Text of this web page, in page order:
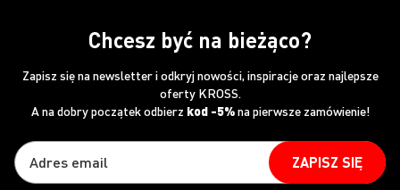
Chcesz być na bieżąco?
Zapisz się na newsletter i odkryj nowości, inspiracje oraz najlepsze
oferty KROSS.
A na dobry początek odbierz kod -5%na pierwsze zamówienie!
ZAPISZ SIĘ